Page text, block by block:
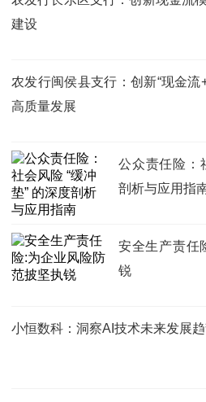
建设
农发行闽侯县支行：创新“现金流
高质量发展
公众责任险：
剖析与应用指
安全生产责任
锐
小恒数科：洞察AI技术未来发展